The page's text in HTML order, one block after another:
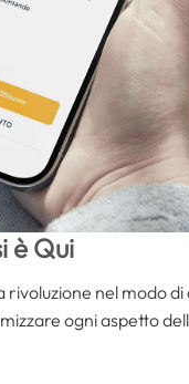
è Qui
nel modo
ogni aspetto